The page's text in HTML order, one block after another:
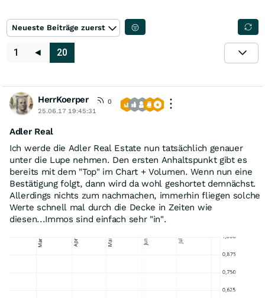
Neueste Beiträge zuerst
1 ◄ 20
HerrKoerper
0
25.06.17 19:45:31
Adler Real
Ich werde die Adler Real Estate nun tatsächlich genauer
unter die Lupe nehmen. Den ersten Anhaltspunkt gibt es
bereits mit dem "Top" im Chart + Volumen. Wenn nun eine
Bestätigung folgt, dann wird da wohl geshortet demnächst.
Allerdings nichts zum nachmachen, immerhin fliegen solche
Werte schnell mal durch die Decke in Zeiten wie
diesen...Immos sind einfach sehr "in".